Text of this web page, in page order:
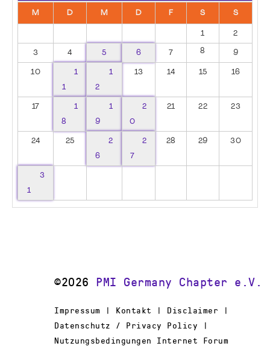
M D M D F S S
1 2
3 4 5 6 7 8 9
10
1
1
1
2
13 14 15 16
17
1
8
1
9
2
0
21 22 23
24 25
2
6
2
7
28 29 30
3
1
©2026 PMI Germany Chapter e.V.
Impressum | Kontakt | Disclaimer |
Datenschutz / Privacy Policy |
Nutzungsbedingungen Internet Forum